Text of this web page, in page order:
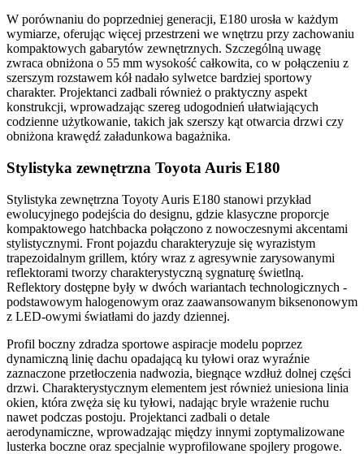
W porównaniu do poprzedniej generacji, E180 urosła w każdym
wymiarze, oferując więcej przestrzeni we wnętrzu przy zachowaniu
kompaktowych gabarytów zewnętrznych. Szczególną uwagę
zwraca obniżona o 55 mm wysokość całkowita, co w połączeniu z
szerszym rozstawem kół nadało sylwetce bardziej sportowy
charakter. Projektanci zadbali również o praktyczny aspekt
konstrukcji, wprowadzając szereg udogodnień ułatwiających
codzienne użytkowanie, takich jak szerszy kąt otwarcia drzwi czy
obniżona krawędź załadunkowa bagażnika.
Stylistyka zewnętrzna Toyota Auris E180
Stylistyka zewnętrzna Toyoty Auris E180 stanowi przykład
ewolucyjnego podejścia do designu, gdzie klasyczne proporcje
kompaktowego hatchbacka połączono z nowoczesnymi akcentami
stylistycznymi. Front pojazdu charakteryzuje się wyrazistym
trapezoidalnym grillem, który wraz z agresywnie zarysowanymi
reflektorami tworzy charakterystyczną sygnaturę świetlną.
Reflektory dostępne były w dwóch wariantach technologicznych -
podstawowym halogenowym oraz zaawansowanym biksenonowym
z LED-owymi światłami do jazdy dziennej.
Profil boczny zdradza sportowe aspiracje modelu poprzez
dynamiczną linię dachu opadającą ku tyłowi oraz wyraźnie
zaznaczone przetłoczenia nadwozia, biegnące wzdłuż dolnej części
drzwi. Charakterystycznym elementem jest również uniesiona linia
okien, która zwęża się ku tyłowi, nadając bryle wrażenie ruchu
nawet podczas postoju. Projektanci zadbali o detale
aerodynamiczne, wprowadzając między innymi zoptymalizowane
lusterka boczne oraz specjalnie wyprofilowane spojlery progowe.